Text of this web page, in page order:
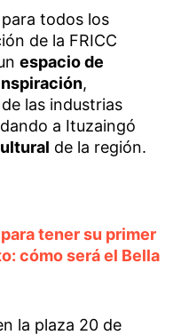
todos los
de la FRICC
espacio de
,
las industrias
a Ituzaingó
de la región.
tener su primer
cómo será el Bella
la plaza 20 de